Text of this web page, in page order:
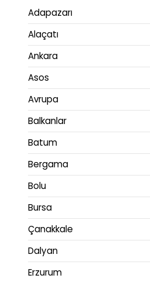
Adapazarı
Alaçatı
Ankara
Asos
Avrupa
Balkanlar
Batum
Bergama
Bolu
Bursa
Çanakkale
Dalyan
Erzurum